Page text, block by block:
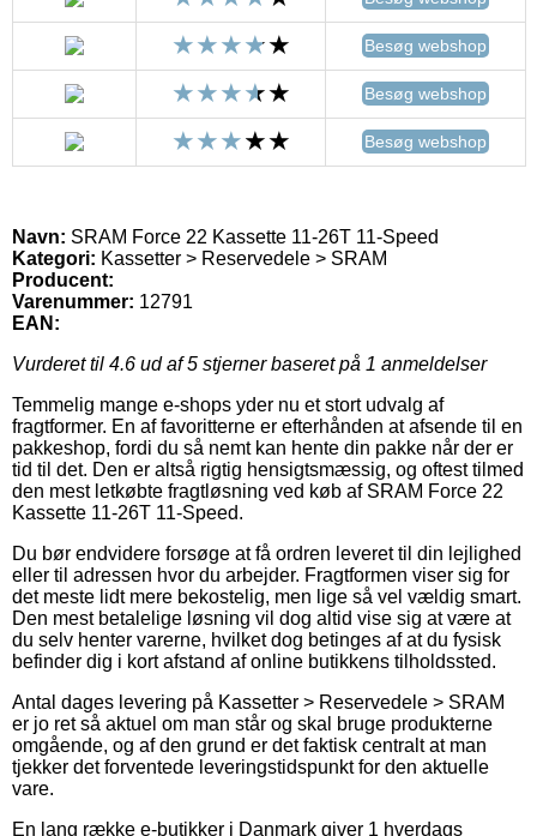
Besøg webshop
Besøg webshop
Besøg webshop
Navn: SRAM Force 22 Kassette 11-26T 11-Speed
Kategori: Kassetter > Reservedele > SRAM
Producent:
Varenummer: 12791
EAN:
Vurderet til 4.6 ud af 5 stjerner baseret på 1 anmeldelser
Temmelig mange e-shops yder nu et stort udvalg af
fragtformer. En af favoritterne er efterhånden at afsende til en
pakkeshop, fordi du så nemt kan hente din pakke når der er
tid til det. Den er altså rigtig hensigtsmæssig, og oftest tilmed
den mest letkøbte fragtløsning ved køb af SRAM Force 22
Kassette 11-26T 11-Speed.
Du bør endvidere forsøge at få ordren leveret til din lejlighed
eller til adressen hvor du arbejder. Fragtformen viser sig for
det meste lidt mere bekostelig, men lige så vel vældig smart.
Den mest betalelige løsning vil dog altid vise sig at være at
du selv henter varerne, hvilket dog betinges af at du fysisk
befinder dig i kort afstand af online butikkens tilholdssted.
Antal dages levering på Kassetter > Reservedele > SRAM
er jo ret så aktuel om man står og skal bruge produkterne
omgående, og af den grund er det faktisk centralt at man
tjekker det forventede leveringstidspunkt for den aktuelle
vare.
En lang række e-butikker i Danmark giver 1 hverdags